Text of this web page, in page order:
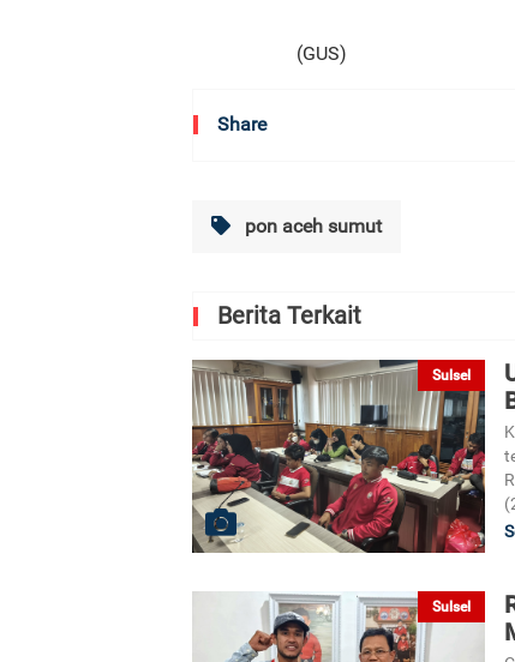
(GUS)
Share
pon aceh sumut
Berita Terkait
Sulsel
Sulsel